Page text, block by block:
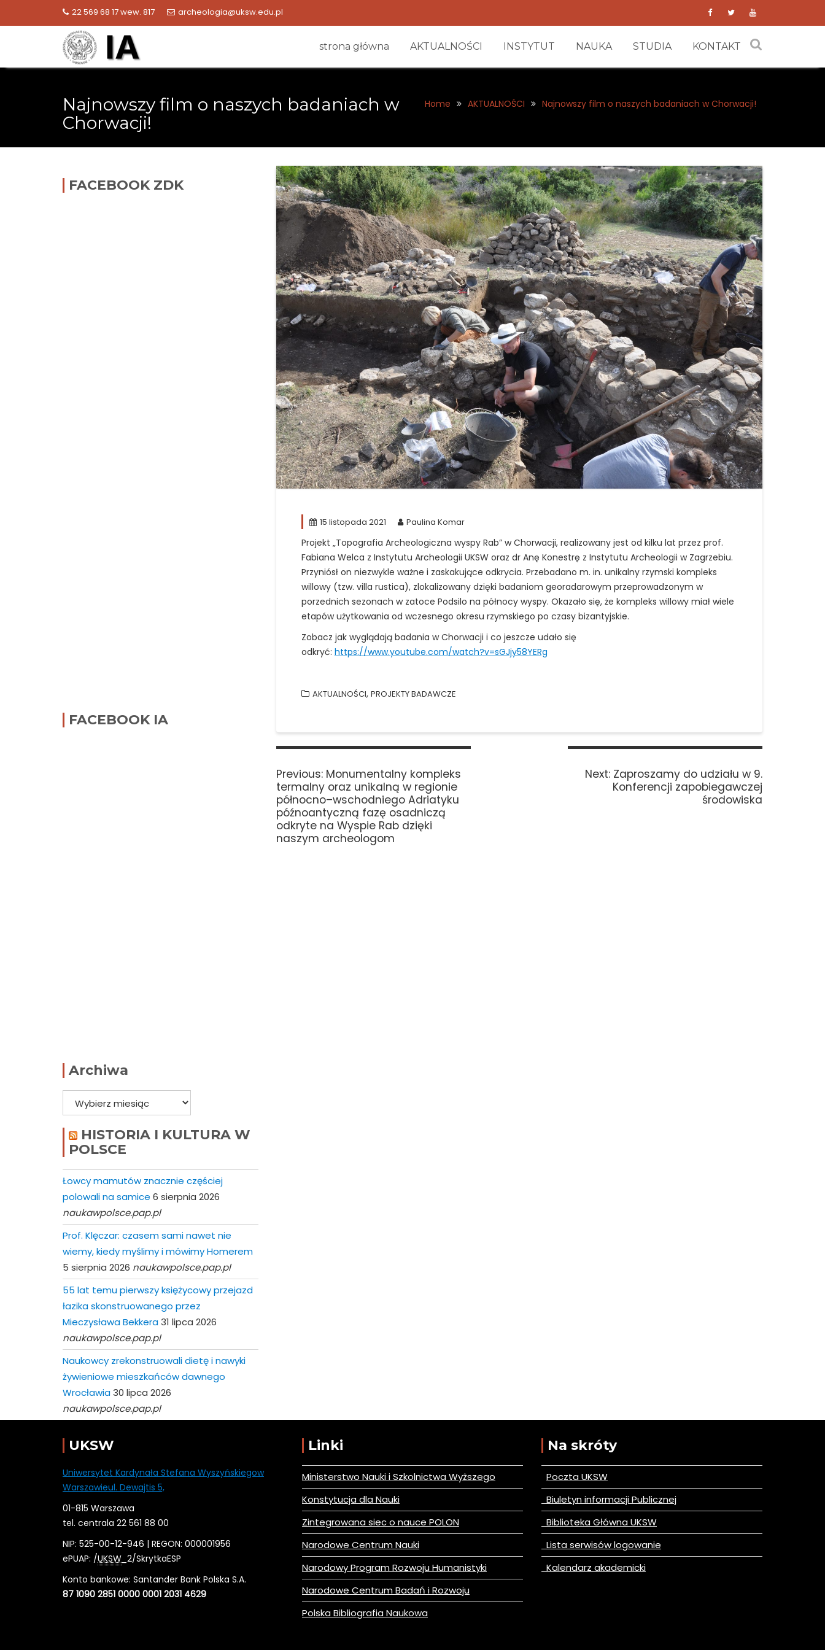
22 569 68 17 wew. 817 archeologia@uksw.edu.pl
strona główna AKTUALNOŚCI INSTYTUT NAUKA STUDIA KONTAKT
Najnowszy film o naszych badaniach w
Chorwacji!
Home AKTUALNOŚCI Najnowszy film o naszych badaniach w Chorwacji!
15 listopada 2021 Paulina Komar
Projekt „Topografia Archeologiczna wyspy Rab” w Chorwacji, realizowany jest od kilku lat przez prof.
Fabiana Welca z Instytutu Archeologii UKSW oraz dr Anę Konestrę z Instytutu Archeologii w Zagrzebiu.
Przyniósł on niezwykle ważne i zaskakujące odkrycia. Przebadano m. in. unikalny rzymski kompleks
willowy (tzw. villa rustica), zlokalizowany dzięki badaniom georadarowym przeprowadzonym w
porzednich sezonach w zatoce Podsilo na północy wyspy. Okazało się, że kompleks willowy miał wiele
etapów użytkowania od wczesnego okresu rzymskiego po czasy bizantyjskie.
Zobacz jak wyglądają badania w Chorwacji i co jeszcze udało się
odkryć: https://www.youtube.com/watch?v=sGJjy58YERg
AKTUALNOŚCI, PROJEKTY BADAWCZE
Nawigacja
Previous: Previous
post:
Monumentalny kompleks
termalny oraz unikalną w regionie
północno–wschodniego Adriatyku
późnoantyczną fazę osadniczą
odkryte na Wyspie Rab dzięki
naszym archeologom
Next: Next
post:
Zaproszamy do udziału w 9.
Konferencji zapobiegawczej
środowiska
FACEBOOK ZDK
FACEBOOK IA
Archiwa
Archiwa
HISTORIA I KULTURA W
POLSCE
Łowcy mamutów znacznie częściej
polowali na samice 6 sierpnia 2026
naukawpolsce.pap.pl
Prof. Klęczar: czasem sami nawet nie
wiemy, kiedy myślimy i mówimy Homerem
5 sierpnia 2026 naukawpolsce.pap.pl
55 lat temu pierwszy księżycowy przejazd
łazika skonstruowanego przez
Mieczysława Bekkera31 lipca 2026
naukawpolsce.pap.pl
Naukowcy zrekonstruowali dietę i nawyki
żywieniowe mieszkańców dawnego
Wrocławia30 lipca 2026
naukawpolsce.pap.pl
UKSW
Uniwersytet Kardynała Stefana Wyszyńskiegow
Warszawieul. Dewajtis 5,
01-815 Warszawa
tel. centrala 22 561 88 00
NIP: 525-00-12-946 | REGON: 000001956
ePUAP: /UKSW _2/SkrytkaESP
Konto bankowe: Santander Bank Polska S.A.
87 1090 2851 0000 0001 2031 4629
Linki
Ministerstwo Nauki i Szkolnictwa Wyższego
Konstytucja dla Nauki
Zintegrowana siec o nauce POLON
Narodowe Centrum Nauki
Narodowy Program Rozwoju Humanistyki
Narodowe Centrum Badań i Rozwoju
Polska Bibliografia Naukowa
Na skróty
Poczta UKSW
Biuletyn informacji Publicznej
Biblioteka Główna UKSW
Lista serwisów logowanie
Kalendarz akademicki